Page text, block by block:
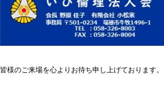
皆様のご来場を心よりお待ち申し上げております。